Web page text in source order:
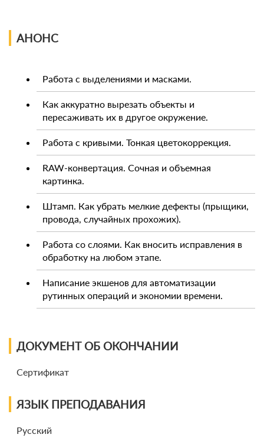
АНОНС
Работа с выделениями и масками.
Как аккуратно вырезать объекты и
пересаживать их в другое окружение.
Работа с кривыми. Тонкая цветокоррекция.
RAW-конвертация. Сочная и объемная
картинка.
Штамп. Как убрать мелкие дефекты (прыщики,
провода, случайных прохожих).
Работа со слоями. Как вносить исправления в
обработку на любом этапе.
Написание экшенов для автоматизации
рутинных операций и экономии времени.
ДОКУМЕНТ ОБ ОКОНЧАНИИ
Сертификат
ЯЗЫК ПРЕПОДАВАНИЯ
Русский